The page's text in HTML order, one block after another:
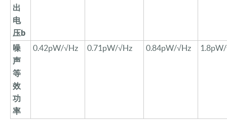
出
电
压b
噪
声
等
效
功
率
0.42pW/√Hz 0. 71pW/√Hz 0.84pW/√Hz